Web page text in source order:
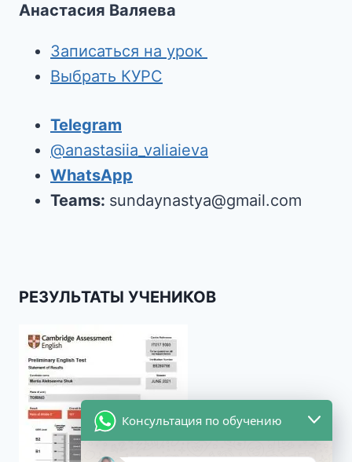
Анастасия Валяева
Записаться на урок
Выбрать КУРС
Telegram
@anastasiia_valiaieva
WhatsApp
Teams: sundaynastya@gmail.com
РЕЗУЛЬТАТЫ УЧЕНИКОВ
Консультация по обучению